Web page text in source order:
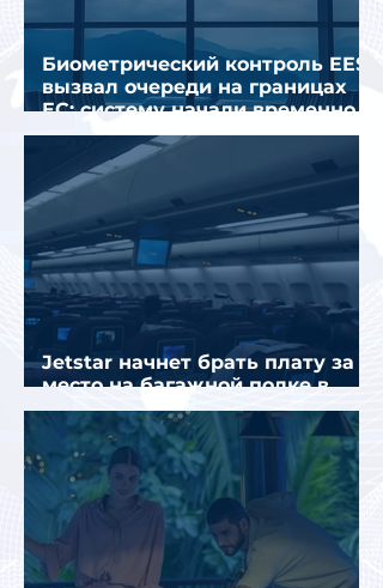
Биометрический контроль EES
вызвал очереди на границах
ЕС: систему начали временно
отключать
Jetstar начнет брать плату за
место на багажной полке в
салоне самолета